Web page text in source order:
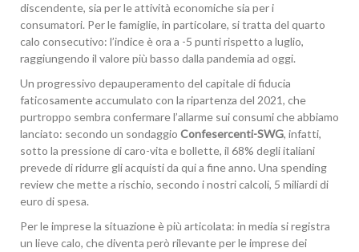
discendente, sia per le attività economiche sia per i
consumatori. Per le famiglie, in particolare, si tratta del quarto
calo consecutivo: l’indice è ora a -5 punti rispetto a luglio,
raggiungendo il valore più basso dalla pandemia ad oggi.
Un progressivo depauperamento del capitale di fiducia
faticosamente accumulato con la ripartenza del 2021, che
purtroppo sembra confermare l’allarme sui consumi che abbiamo
lanciato: secondo un sondaggio Confesercenti-SWG, infatti,
sotto la pressione di caro-vita e bollette, il 68% degli italiani
prevede di ridurre gli acquisti da qui a fine anno. Una spending
review che mette a rischio, secondo i nostri calcoli, 5 miliardi di
euro di spesa.
Per le imprese la situazione è più articolata: in media si registra
un lieve calo, che diventa però rilevante per le imprese dei